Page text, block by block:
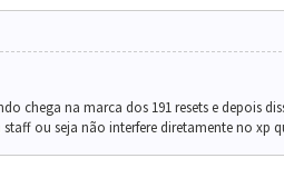
chega na marca dos 191 resets e depois
ou seja não interfere diretamente no xp